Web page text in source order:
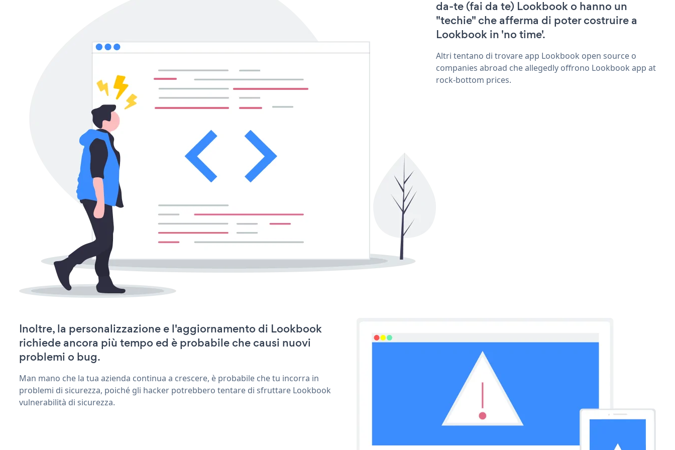
da-te (fai da te) Lookbook o hanno un
"techie" che afferma di poter costruire a
Lookbook in 'no time'.
Altri tentano di trovare app Lookbook open source o
companies abroad che allegedly offrono Lookbook app at
rock-bottom prices.
Inoltre, la personalizzazione e l'aggiornamento di Lookbook
richiede ancora più tempo ed è probabile che causi nuovi
problemi o bug.
Man mano che la tua azienda continua a crescere, è probabile che tu incorra in
problemi di sicurezza, poiché gli hacker potrebbero tentare di sfruttare Lookbook
vulnerabilità di sicurezza.